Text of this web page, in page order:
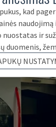
kad
ir
duomenis,